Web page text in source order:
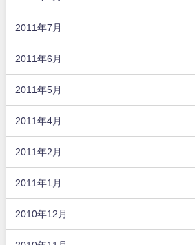
2011年7月
2011年6月
2011年5月
2011年4月
2011年2月
2011年1月
2010年12月